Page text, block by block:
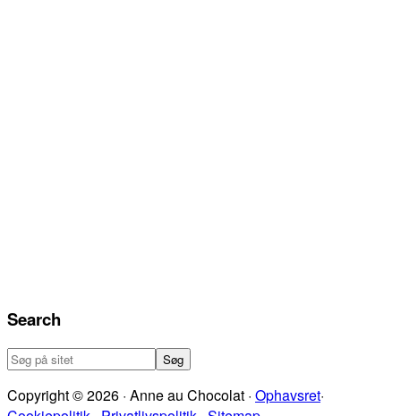
Search
Søg
sitet
Copyright © 2026 · Anne au Chocolat · Ophavsret·